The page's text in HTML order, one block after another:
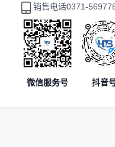
销售电话0371-
微信服务号 抖音